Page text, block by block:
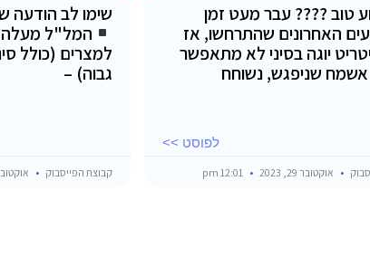
טוב ???? עבר מעט זמן
האחרונים שהתרחשו, אז
יוגה בסיני לא מתאפשר
אשמח שניפגש, נשוחח
לפוסט >>
אוקטובר 29, 2023
שימו לב הודעה
המל"ל
גבוה) –
קבוצת הפייסבוק אוקטובר 27,